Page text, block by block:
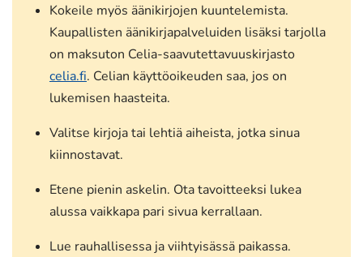
Kokeile myös äänikirjojen kuuntelemista.
Kaupallisten äänikirjapalveluiden lisäksi tarjolla
on maksuton Celia-saavutettavuuskirjasto
celia.fi. Celian käyttöoikeuden saa, jos on
lukemisen haasteita.
Valitse kirjoja tai lehtiä aiheista, jotka sinua
kiinnostavat.
Etene pienin askelin. Ota tavoitteeksi lukea
alussa vaikkapa pari sivua kerrallaan.
Lue rauhallisessa ja viihtyisässä paikassa.